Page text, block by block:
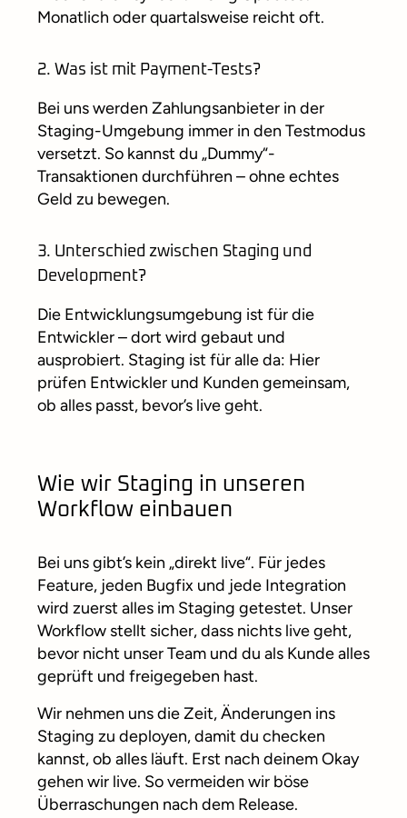
Monatlich oder quartalsweise reicht oft.
2. Was ist mit Payment-Tests?
Bei uns werden Zahlungsanbieter in der
Staging-Umgebung immer in den Testmodus
versetzt. So kannst du „Dummy“-
Transaktionen durchführen – ohne echtes
Geld zu bewegen.
3. Unterschied zwischen Staging und
Development?
Die Entwicklungsumgebung ist für die
Entwickler – dort wird gebaut und
ausprobiert. Staging ist für alle da: Hier
prüfen Entwickler und Kunden gemeinsam,
ob alles passt, bevor’s live geht.
Wie wir Staging in unseren
Workflow einbauen
Bei uns gibt’s kein „direkt live“. Für jedes
Feature, jeden Bugfix und jede Integration
wird zuerst alles im Staging getestet. Unser
Workflow stellt sicher, dass nichts live geht,
bevor nicht unser Team und du als Kunde alles
geprüft und freigegeben hast.
Wir nehmen uns die Zeit, Änderungen ins
Staging zu deployen, damit du checken
kannst, ob alles läuft. Erst nach deinem Okay
gehen wir live. So vermeiden wir böse
Überraschungen nach dem Release.